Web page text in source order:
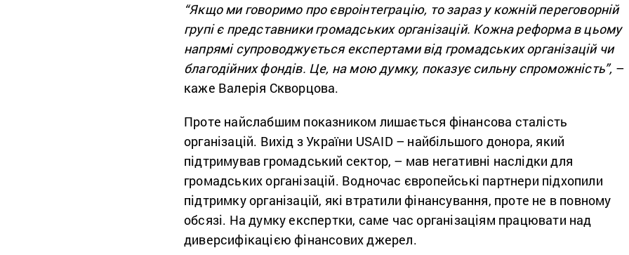
“Якщо ми говоримо про євроінтеграцію, то зараз у кожній переговорній
групі є представники громадських організацій. Кожна реформа в цьому
напрямі супроводжується експертами від громадських організацій чи
благодійних фондів. Це, на мою думку, показує сильну спроможність”, –
каже Валерія Скворцова.
Проте найслабшим показником лишається фінансова сталість
організацій. Вихід з України USAID – найбільшого донора, який
підтримував громадський сектор, – мав негативні наслідки для
громадських організацій. Водночас європейські партнери підхопили
підтримку організацій, які втратили фінансування, проте не в повному
обсязі. На думку експертки, саме час організаціям працювати над
диверсифікацією фінансових джерел.